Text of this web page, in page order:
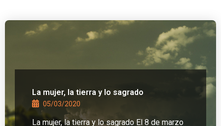
La mujer, la tierra y lo sagrado
05/03/2020
La mujer, la tierra y lo sagrado El 8 de marzo